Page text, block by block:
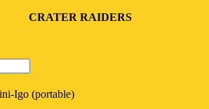
CRATER RAIDERS
Igo (portable)